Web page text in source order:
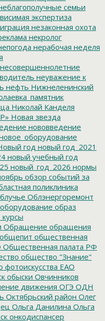
семьи
экспертиза
незаконная охота
некролог
нерабочая неделя
несовершеннолетние
неуважение к
нефть Нижнеленинский
Николай Канделя
Новая звезда
нововведение
год новый год_2021
новый учебный год
новый_год_2026 нормы
обзор событий за
поликлиника
Облэнергоремонт
оборудование образ
Обращение обращения
общепит общественная
Общественная палата РФ
общество "Знание"
ЕАО
обыски Овчинников
движения ОГЭ ОДН
Октябрьский район Олег
Ольга Данилина Ольга
онкодиспансер